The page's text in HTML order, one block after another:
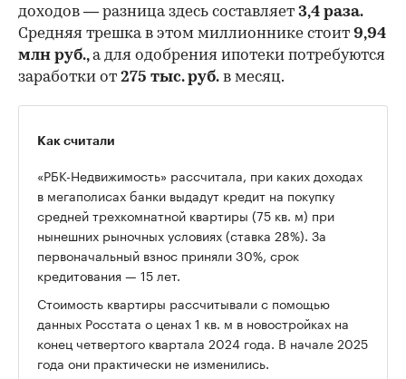
доходов — разница здесь составляет 3,4 раза.
Средняя трешка в этом миллионнике стоит 9,94
млн руб.,а для одобрения ипотеки потребуются
заработки от 275 тыс. руб. в месяц.
Как считали
«РБК-Недвижимость» рассчитала, при каких доходах
в мегаполисах банки выдадут кредит на покупку
средней трехкомнатной квартиры (75 кв. м) при
нынешних рыночных условиях (ставка 28%). За
первоначальный взнос приняли 30%, срок
кредитования — 15 лет.
Стоимость квартиры рассчитывали с помощью
данных Росстата о ценах 1 кв. м в новостройках на
конец четвертого квартала 2024 года. В начале 2025
года они практически не изменились.